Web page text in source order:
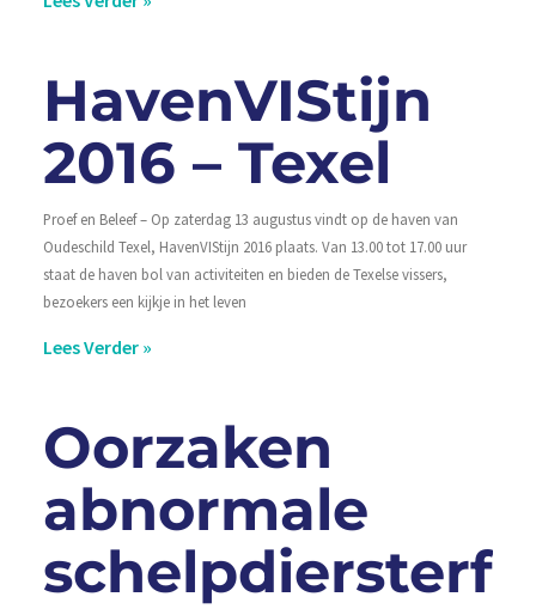
HavenVIStijn
2016 – Texel
Proef en Beleef – Op zaterdag 13 augustus vindt op de haven van
Oudeschild Texel, HavenVIStijn 2016 plaats. Van 13.00 tot 17.00 uur
staat de haven bol van activiteiten en bieden de Texelse vissers,
bezoekers een kijkje in het leven
Lees Verder »
Oorzaken
abnormale